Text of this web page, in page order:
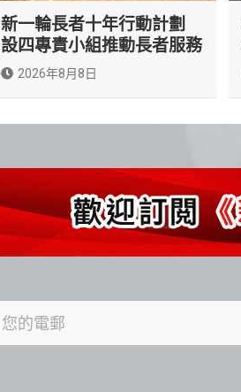
新一輪長者十年行動計劃
設四專責小組推動長者服務
2026年8月8日